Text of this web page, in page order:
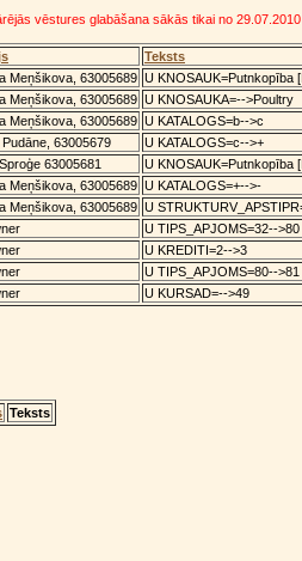
vēstures glabāšana sākās tikai no
Teksts
Meņšikova, 63005689 U KNOSAUK=Putnkopība
Meņšikova, 63005689 U KNOSAUKA=-->Poultry
Meņšikova, 63005689 U KATALOGS=b-->c
63005679
U KATALOGS=c-->+
63005681
U KNOSAUK=Putnkopība
Meņšikova, 63005689 U KATALOGS=+-->-
Meņšikova, 63005689 U
U TIPS_APJOMS=32-->80
U KREDITI=2-->3
U TIPS_APJOMS=80-->81
U KURSAD=-->49
Teksts